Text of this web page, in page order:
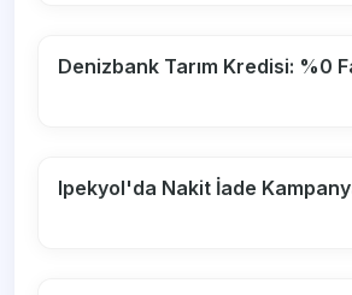
Denizbank Tarım Kredisi: %0
Ipekyol'da Nakit İade